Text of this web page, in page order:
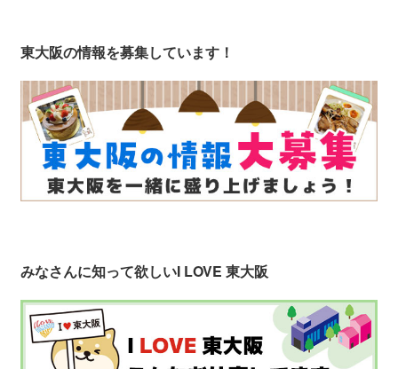
東大阪の情報を募集しています！
みなさんに知って欲しいI LOVE 東大阪